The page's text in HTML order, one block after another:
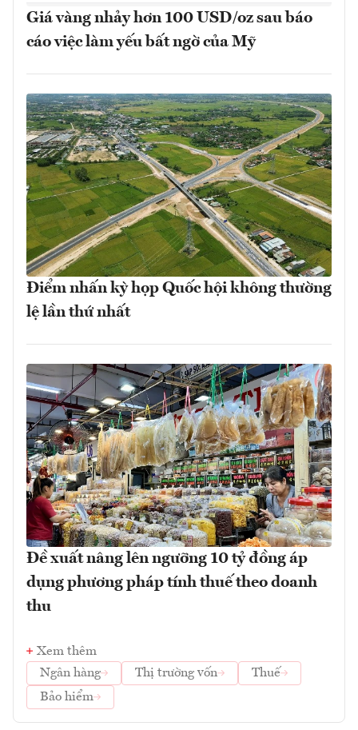
Giá vàng nhảy hơn 100 USD/oz sau báo
cáo việc làm yếu bất ngờ của Mỹ
Điểm nhấn kỳ họp Quốc hội không thường
lệ lần thứ nhất
Đề xuất nâng lên ngưỡng 10 tỷ đồng áp
dụng phương pháp tính thuế theo doanh
thu
Xem thêm
Ngân hàng
Thị trường vốn
Thuế
Bảo hiểm